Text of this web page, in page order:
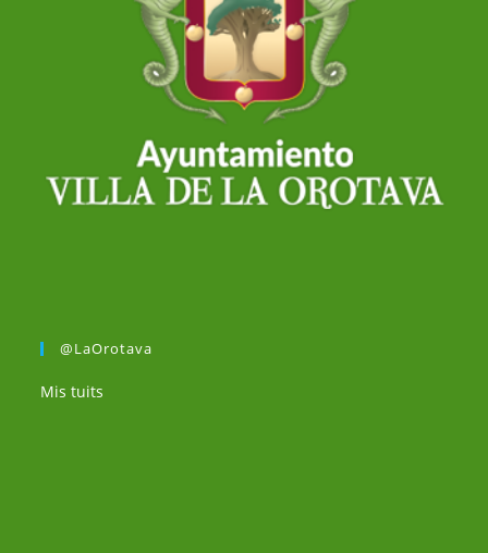
@LaOrotava
Mis tuits